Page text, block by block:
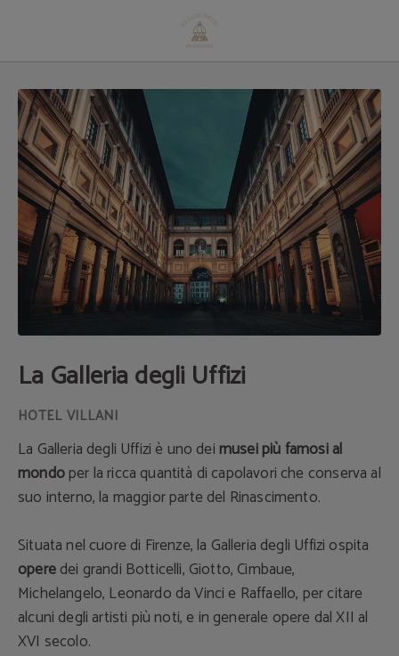
La Galleria degli Uffizi
La Galleria degli Uffizi è uno deimusei più famosi al
mondoper la ricca quantità di capolavori che conserva al
suo interno, la maggior parte del Rinascimento.
Situata nel cuore di Firenze, la Galleria degli Uffizi ospita
operedei grandi Botticelli, Giotto, Cimbaue,
Michelangelo, Leonardo da Vinci e Raffaello, per citare
alcuni degli artisti più noti, e in generale opere dal XII al
XVI secolo.